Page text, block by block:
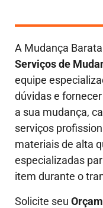
A Mudança
Serviços de
equipe
dúvidas e
a sua mudança,
serviços
materiais de alta
especializadas
item durante o
Solicite seu